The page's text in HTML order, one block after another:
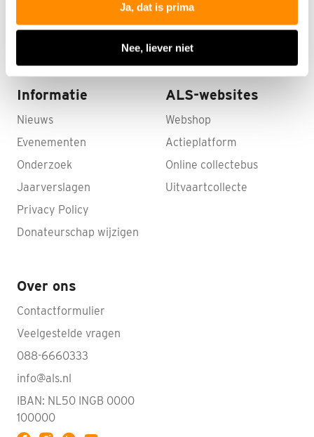
Ja, dat is prima
Nee, liever niet
Informatie
Nieuws
Evenementen
Onderzoek
Jaarverslagen
Privacy Policy
Donateurschap wijzigen
ALS-websites
Webshop
Actieplatform
Online collectebus
Uitvaartcollecte
Over ons
Contactformulier
Veelgestelde vragen
088-6660333
info@als.nl
IBAN: NL50 INGB 0000
100000